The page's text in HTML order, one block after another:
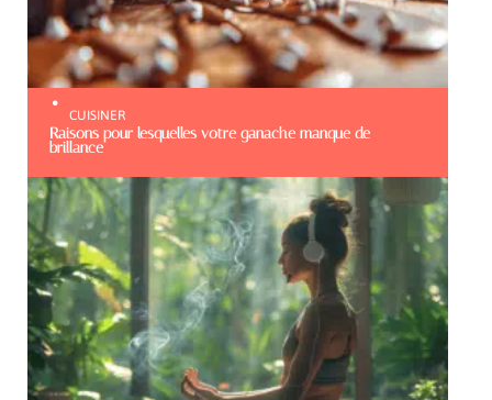
CUISINER
Raisons pour lesquelles votre ganache manque de
brillance